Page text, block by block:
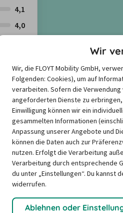
4,1
4,0
Jetzt
eine große Auswahl von
Optionen, um deinen
Wir
Wir, die FLOYT Mobility GmbH,
Folgenden: Cookies), um auf
verarbeiten. Sofern die
angeforderten Dienste zu
Einwilligung können wir ein
gesammelten Informationen
Anpassung unserer Angebote und
können die Daten auch zur
nutzen. Erfolgt die Verarbeitung
Verarbeitung durch entsprechende
du unter „Einstellungen“. Du
widerrufen.
Ablehnen oder